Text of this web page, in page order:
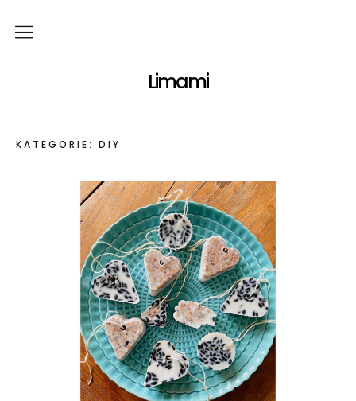
Limami
Über mich
Essen & Trinken
DIY
Reisen
Garten
Marmeladenglasmomente
Kontakt
KATEGORIE: DIY